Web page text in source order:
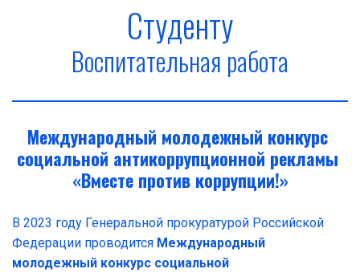
Студенту
Воспитательная работа
Международный молодежный конкурс
социальной антикоррупционной рекламы
«Вместе против коррупции!»
В 2023 году Генеральной прокуратурой Российской
Федерации проводится Международный
молодежный конкурс социальной